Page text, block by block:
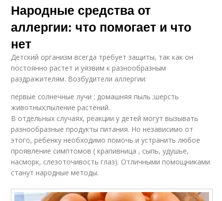
Народные средства от
аллергии: что помогает и что
нет
Детский организм всегда требует защиты, так как он
постоянно растет и уязвим к разнообразным
раздражителям. Возбудители аллергии:
первые солнечные лучи ; домашняя пыль ;шерсть
животных;пыление растений.
В отдельных случаях, реакции у детей могут вызывать
разнообразные продукты питания. Но независимо от
этого, ребенку необходимо помочь и устранить любое
проявление симптомов ( крапивница , сыпь, удушье,
насморк, слезоточивость глаз). Отличными помощниками
станут народные методы.